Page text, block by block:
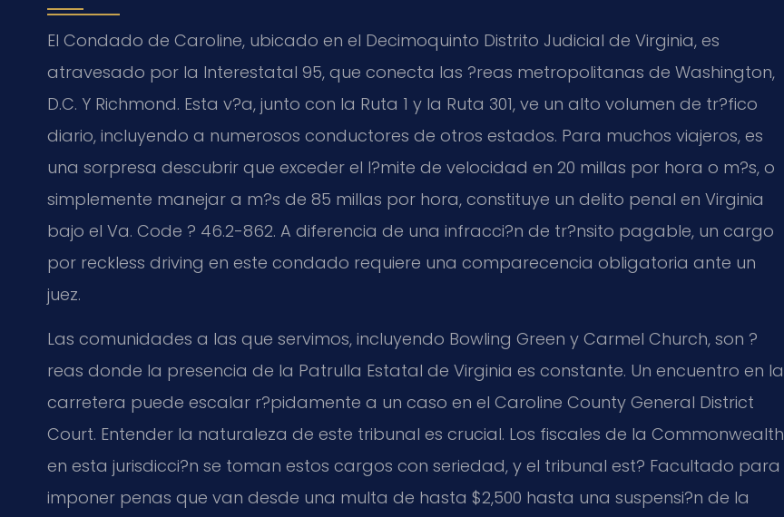
El Condado de Caroline, ubicado en el Decimoquinto Distrito Judicial de Virginia, es
atravesado por la Interestatal 95, que conecta las ?reas metropolitanas de Washington,
D.C. Y Richmond. Esta v?a, junto con la Ruta 1 y la Ruta 301, ve un alto volumen de tr?fico
diario, incluyendo a numerosos conductores de otros estados. Para muchos viajeros, es
una sorpresa descubrir que exceder el l?mite de velocidad en 20 millas por hora o m?s, o
simplemente manejar a m?s de 85 millas por hora, constituye un delito penal en Virginia
bajo el Va. Code ? 46.2-862. A diferencia de una infracci?n de tr?nsito pagable, un cargo
por reckless driving en este condado requiere una comparecencia obligatoria ante un
juez.
Las comunidades a las que servimos, incluyendo Bowling Green y Carmel Church, son ?
reas donde la presencia de la Patrulla Estatal de Virginia es constante. Un encuentro en la
carretera puede escalar r?pidamente a un caso en el Caroline County General District
Court. Entender la naturaleza de este tribunal es crucial. Los fiscales de la Commonwealth
en esta jurisdicci?n se toman estos cargos con seriedad, y el tribunal est? Facultado para
imponer penas que van desde una multa de hasta $2,500 hasta una suspensi?n de la